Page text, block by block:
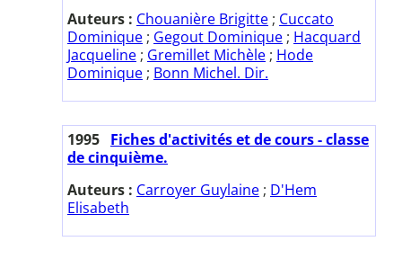
Auteurs : Chouanière Brigitte ; Cuccato
Dominique ; Gegout Dominique ; Hacquard
Jacqueline ; Gremillet Michèle ; Hode
Dominique ; Bonn Michel. Dir.
1995 Fiches d'activités et de cours - classe
de cinquième.
Auteurs : Carroyer Guylaine ; D'Hem
Elisabeth